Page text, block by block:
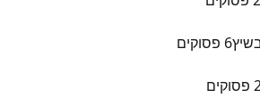
6 פסוקים
פסוקים